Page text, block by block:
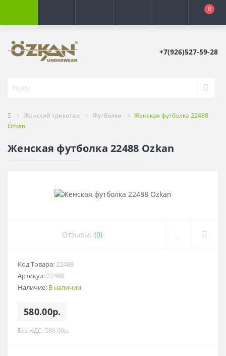
0
+7(926)527-59-28
Женский трикотаж Футболки
Женская футболка 22488
Ozkan
Женская футболка 22488 Ozkan
Отзывы: (0)
Код Товара:22488
Артикул:22488
Наличие: В наличии
580.00р.
Без НДС: 580.00р.